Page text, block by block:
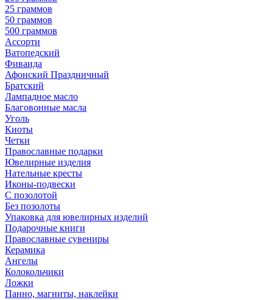
25 граммов
50 граммов
500 граммов
Ассорти
Ватопедский
Фиваида
Афонский Праздничный
Братский
Лампадное масло
Благовонные масла
Уголь
Киоты
Четки
Православные подарки
Ювелирные изделия
Нательные кресты
Иконы-подвески
С позолотой
Без позолоты
Упаковка для ювелирных изделий
Подарочные книги
Православные сувениры
Керамика
Ангелы
Колокольчики
Ложки
Панно, магниты, наклейки